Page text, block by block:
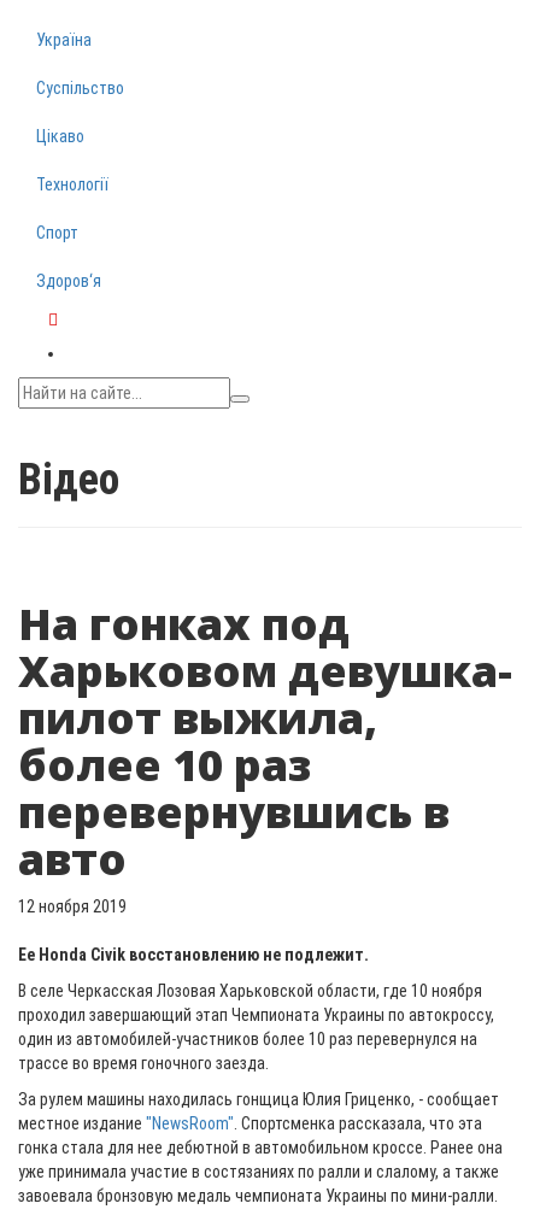
Україна
Суспільство
Цікаво
Технології
Спорт
Здоров‘я
Відео
На гонках под
Харьковом девушка-
пилот выжила,
более 10 раз
перевернувшись в
авто
12 ноября 2019
Ее Honda Civik восстановлению не подлежит.
В селе Черкасская Лозовая Харьковской области, где 10 ноября
проходил завершающий этап Чемпионата Украины по автокроссу,
один из автомобилей-участников более 10 раз перевернулся на
трассе во время гоночного заезда.
За рулем машины находилась гонщица Юлия Гриценко, - сообщает
местное издание "NewsRoom" . Спортсменка рассказала, что эта
гонка стала для нее дебютной в автомобильном кроссе. Ранее она
уже принимала участие в состязаниях по ралли и слалому, а также
завоевала бронзовую медаль чемпионата Украины по мини-ралли.